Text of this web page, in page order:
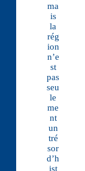
ma
is
la
rég
ion
n’e
st
pas
seu
le
me
nt
un
tré
sor
d’h
ist